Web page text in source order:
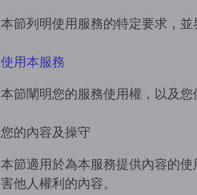
本節列明使用服務的特定要求，並
使用本服務
本節闡明您的服務使用權，以及
您的內容及操守
本節適用於為本服務提供內容的
害他人權利的內容。